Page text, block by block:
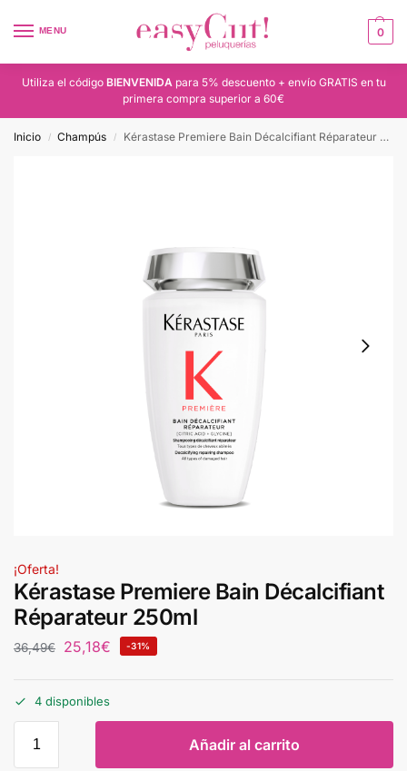
MENU 0
Utiliza el código BIENVENIDApara 5% descuento + envío GRATIS en tu
primera compra superior a 60€
Inicio / Champús / Kérastase Premiere Bain Décalcifiant Réparateur 250ml
¡Oferta!
Kérastase Premiere Bain Décalcifiant
Réparateur 250ml
36,49€ 25,18€ -31%
4 disponibles
Añadir al carrito